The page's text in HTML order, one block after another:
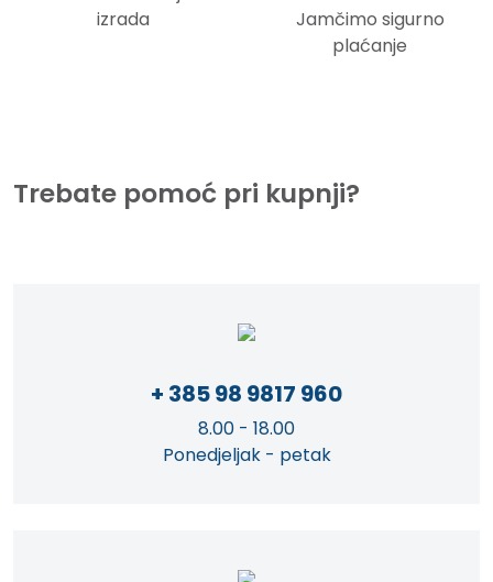
izrada
Jamčimo sigurno
plaćanje
Trebate pomoć pri kupnji?
+ 385 98 9817 960
8.00 - 18.00
Ponedjeljak - petak